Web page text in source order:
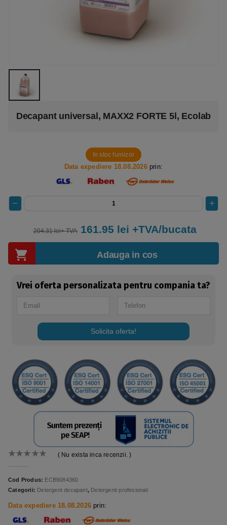
Decapant universal, MAXX2 FORTE 5l, Ecolab
( Nu exista inca recenzii. )
Cod Produs: ECB9084360
Categorii: Detergent decapant, Detergenti profesionali
Data expediere 18.08.2026 prin:
In stoc furnizor
Data expediere 18.08.2026prin:
204.31 lei+ TVA 161.95 lei +TVA/bucata
Adauga in cos
Vrei oferta personalizata pentru compania ta?
Solicita oferta!